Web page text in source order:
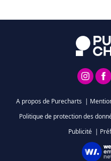
A propos de Purecharts |
Politique de protection des
Publicité |